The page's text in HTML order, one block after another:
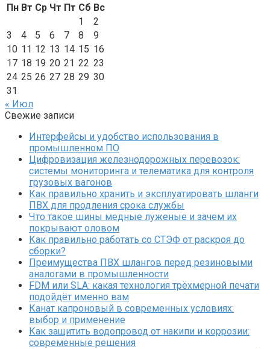
Пн Вт Ср Чт Пт Сб Вс
1
2
3
4 5 6 7 8
9
10 11 12 13 14 15 16
17 18 19 20 21 22 23
24 25 26 27 28 29 30
31
« Июл
Свежие записи
Интерфейсы и удобство использования в
промышленном ПО
Цифровизация железнодорожных перевозок:
системы мониторинга и телематика для контроля
грузовых вагонов
Как правильно хранить и эксплуатировать шланги
ПВХ для продления срока службы
Что такое шины медные луженые и зачем их
покрывают оловом
Как правильно работать со СТЭФ от раскроя до
сборки?
Преимущества ПВХ шлангов перед резиновыми
аналогами в промышленности
FDM или SLA: какая технология трёхмерной печати
подойдёт именно вам
Канат капроновый в современных условиях:
выбор и применение
Как защитить водопровод от накипи и коррозии:
современные решения